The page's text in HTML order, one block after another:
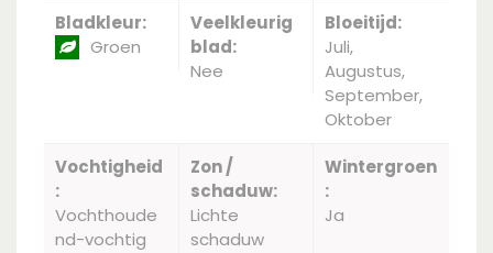
Bladkleur:
Groen
Veelkleurig
blad:
Nee
Bloeitijd:
Juli,
Augustus,
September,
Oktober
Vochtigheid
:
Vochthoude
nd-vochtig
Zon /
schaduw:
Lichte
schaduw
Wintergroen
:
Ja